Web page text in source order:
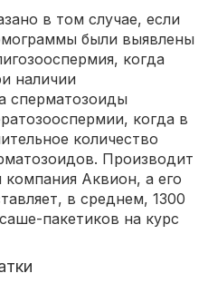
в том случае, если
были выявлены
когда
наличии
сперматозоиды
когда в
количество
Производит
компания Аквион, а его
в среднем, 1300
пакетиков на курс